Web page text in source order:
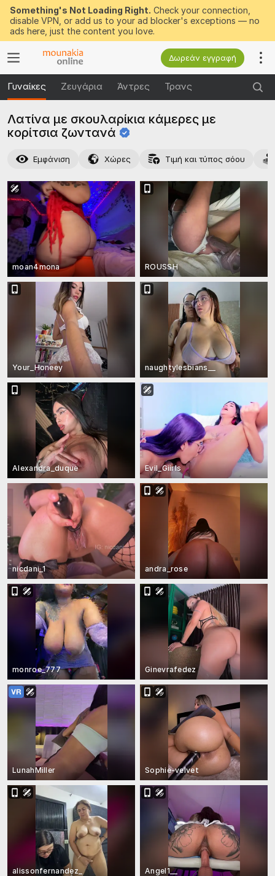
Something's Not Loading Right. Check your connection,
disable VPN, or add us to your ad blocker's exceptions — no
ads here, just the content you love.
Δωρεάν εγγραφή
Γυναίκες Ζευγάρια Άντρες Τρανς
Λατίνα με σκουλαρίκια κάμερες με
κορίτσια ζωντανά
Εμφάνιση Χώρες Τιμή και τύπος σόου
moan4mona ROUSSH
Your_Honeey naughtylesbians__
Alexandra_duque Evil_Giirls
nicdani_1 andra_rose
monroe_777 Ginevrafedez
LunahMiller Sophie-velvet
alissonfernandez_ Angel1__